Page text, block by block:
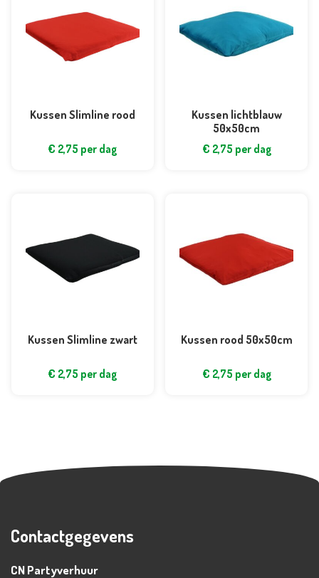
Kussen Slimline rood
€ 2,75 per dag
Kussen lichtblauw
50x50cm
€ 2,75 per dag
Kussen Slimline zwart
€ 2,75 per dag
Kussen rood 50x50cm
€ 2,75 per dag
Contactgegevens
CN Partyverhuur